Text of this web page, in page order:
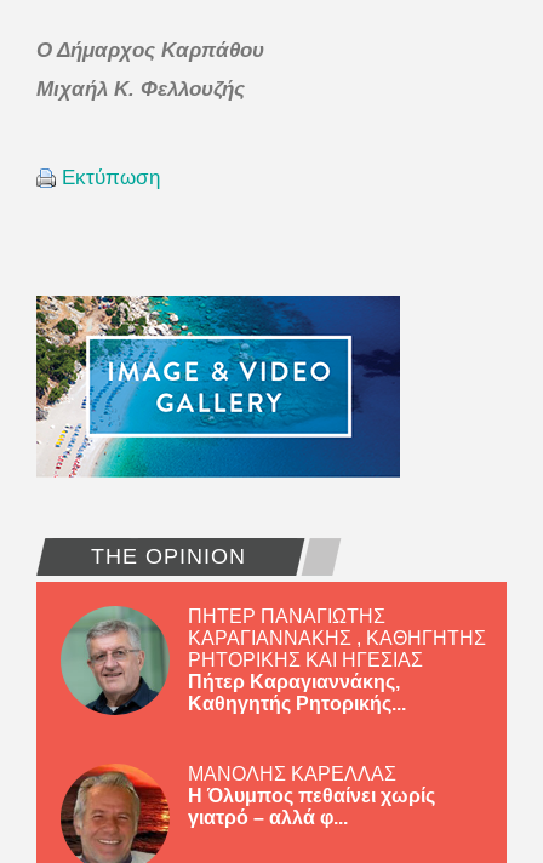
Ο Δήμαρχος Καρπάθου
Μιχαήλ Κ. Φελλουζής
Εκτύπωση
THE OPINION
ΠΗΤΕΡ ΠΑΝΑΓΙΩΤΗΣ
ΚΑΡΑΓΙΑΝΝΑΚΗΣ , ΚΑΘΗΓΗΤΗΣ
ΡΗΤΟΡΙΚΗΣ ΚΑΙ ΗΓΕΣΙΑΣ
Πήτερ Καραγιαννάκης,
Καθηγητής Ρητορικής...
ΜΑΝΟΛΗΣ ΚΑΡΕΛΛΑΣ
Η Όλυμπος πεθαίνει χωρίς
γιατρό – αλλά φ...